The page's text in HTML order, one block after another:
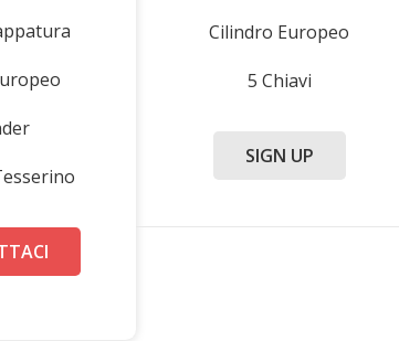
Cilindro Europeo
5 Chiavi
SIGN UP